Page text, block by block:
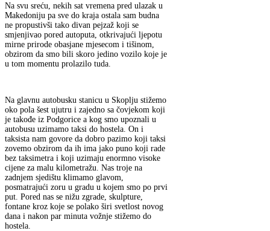
Na svu sreću, nekih sat vremena pred ulazak u
Makedoniju pa sve do kraja ostala sam budna
ne propustivši tako divan pejzaž koji se
smjenjivao pored autoputa, otkrivajući ljepotu
mirne prirode obasjane mjesecom i tišinom,
obzirom da smo bili skoro jedino vozilo koje je
u tom momentu prolazilo tuda.
Na glavnu autobusku stanicu u Skoplju stižemo
oko pola šest ujutru i zajedno sa čovjekom koji
je takođe iz Podgorice a kog smo upoznali u
autobusu uzimamo taksi do hostela. On i
taksista nam govore da dobro pazimo koji taksi
zovemo obzirom da ih ima jako puno koji rade
bez taksimetra i koji uzimaju enormno visoke
cijene za malu kilometražu. Nas troje na
zadnjem sjedištu klimamo glavom,
posmatrajući zoru u gradu u kojem smo po prvi
put. Pored nas se nižu zgrade, skulpture,
fontane kroz koje se polako širi svetlost novog
dana i nakon par minuta vožnje stižemo do
hostela.